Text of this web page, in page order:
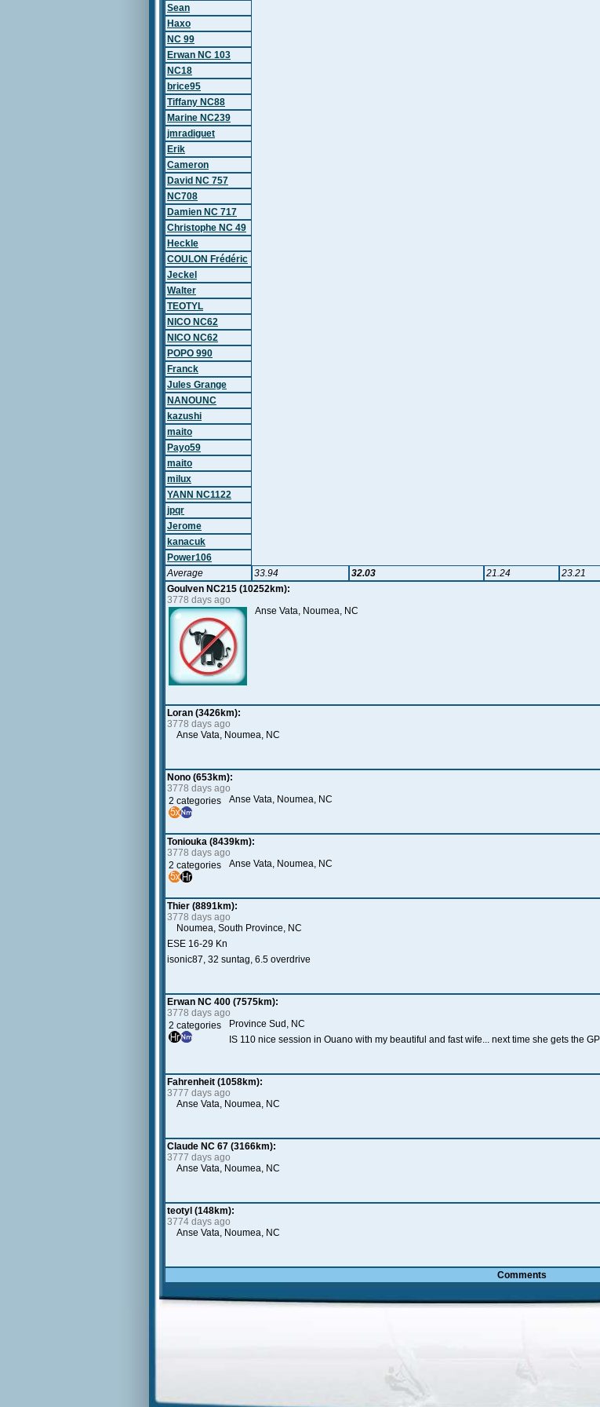
Sean
Haxo
NC 99
Erwan NC 103
NC18
brice95
Tiffany NC88
Marine NC239
jmradiguet
Erik
Cameron
David NC 757
NC708
Damien NC 717
Christophe NC 49
Heckle
COULON Frédéric
Jeckel
Walter
TEOTYL
NICO NC62
NICO NC62
POPO 990
Franck
Jules Grange
NANOUNC
kazushi
maito
Payo59
maito
milux
YANN NC1122
jpqr
Jerome
kanacuk
Power106
Average
33.94 32.03 21.24 23.21
Goulven NC215 (10252km):
3778 days ago
Anse Vata, Noumea, NC
Loran (3426km):
3778 days ago
Anse Vata, Noumea, NC
Nono (653km):
3778 days ago
2 categories
Anse Vata, Noumea, NC
Toniouka (8439km):
3778 days ago
2 categories
Anse Vata, Noumea, NC
Thier (8891km):
3778 days ago
Noumea, South Province, NC
ESE 16-29 Kn
isonic87, 32 suntag, 6.5 overdrive
Erwan NC 400 (7575km):
3778 days ago
2 categories
Province Sud, NC
IS 110 nice session in Ouano with my beautiful and fast wife... next time she gets the
Fahrenheit (1058km):
3777 days ago
Anse Vata, Noumea, NC
Claude NC 67 (3166km):
3777 days ago
Anse Vata, Noumea, NC
teotyl (148km):
3774 days ago
Anse Vata, Noumea, NC
Comments